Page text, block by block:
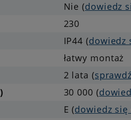
Nie (dowiedz
230
IP44 (dowiedz
łatwy montaż
2 lata (
30 000 (
E (dowiedz się